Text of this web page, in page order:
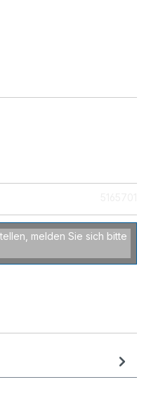
melden Sie sich bitte